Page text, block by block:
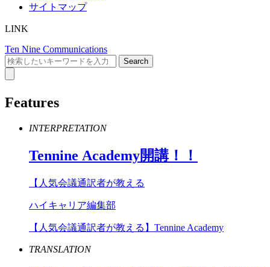
サイトマップ
LINK
Ten Nine Communications
Features
INTERPRETATION
Tennine Academy開講！！
【人気会議通訳者が教える
ハイキャリア編集部
【人気会議通訳者が教える】Tennine Academy
TRANSLATION